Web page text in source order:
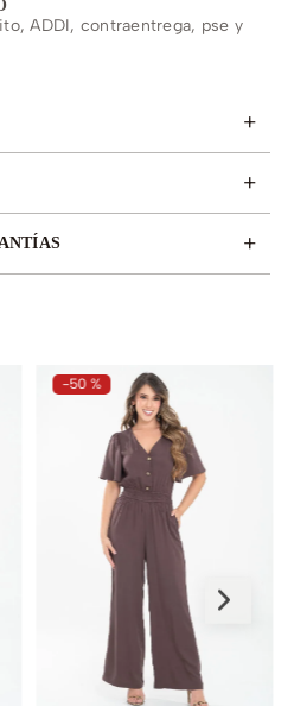
ADDI, contraentrega, pse y
+
+
+
-50 %